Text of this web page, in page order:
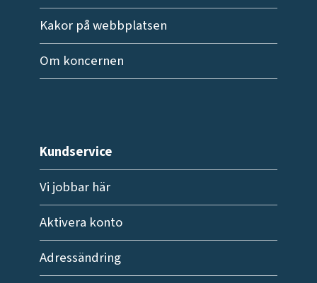
Kakor på webbplatsen
Om koncernen
Kundservice
Vi jobbar här
Aktivera konto
Adressändring